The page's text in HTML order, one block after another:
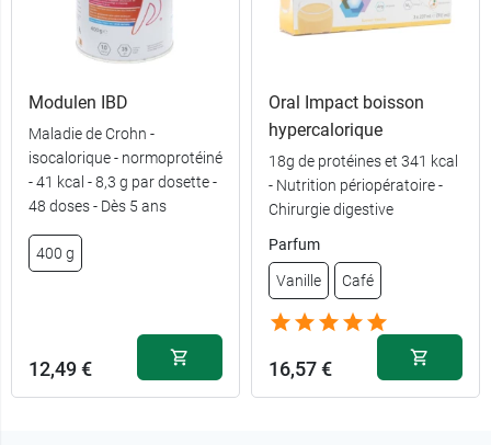
Modulen IBD
Maladie de Crohn -
isocalorique - normoprotéiné
- 41 kcal - 8,3 g par dosette -
48 doses - Dès 5 ans
400 g
12,49 €
Oral Impact boisson
hypercalorique
18g de protéines et 341 kcal
- Nutrition périopératoire -
Chirurgie digestive
Parfum
Vanille Café
16,57 €